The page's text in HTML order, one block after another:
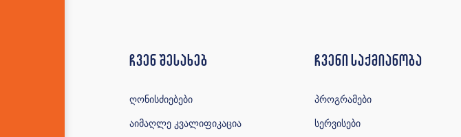
ჩვენ შესახებ
ღონისძიებები
აიმაღლე კვალიფიკაცია
ჩვენი საქმიანობა
პროგრამები
სერვისები